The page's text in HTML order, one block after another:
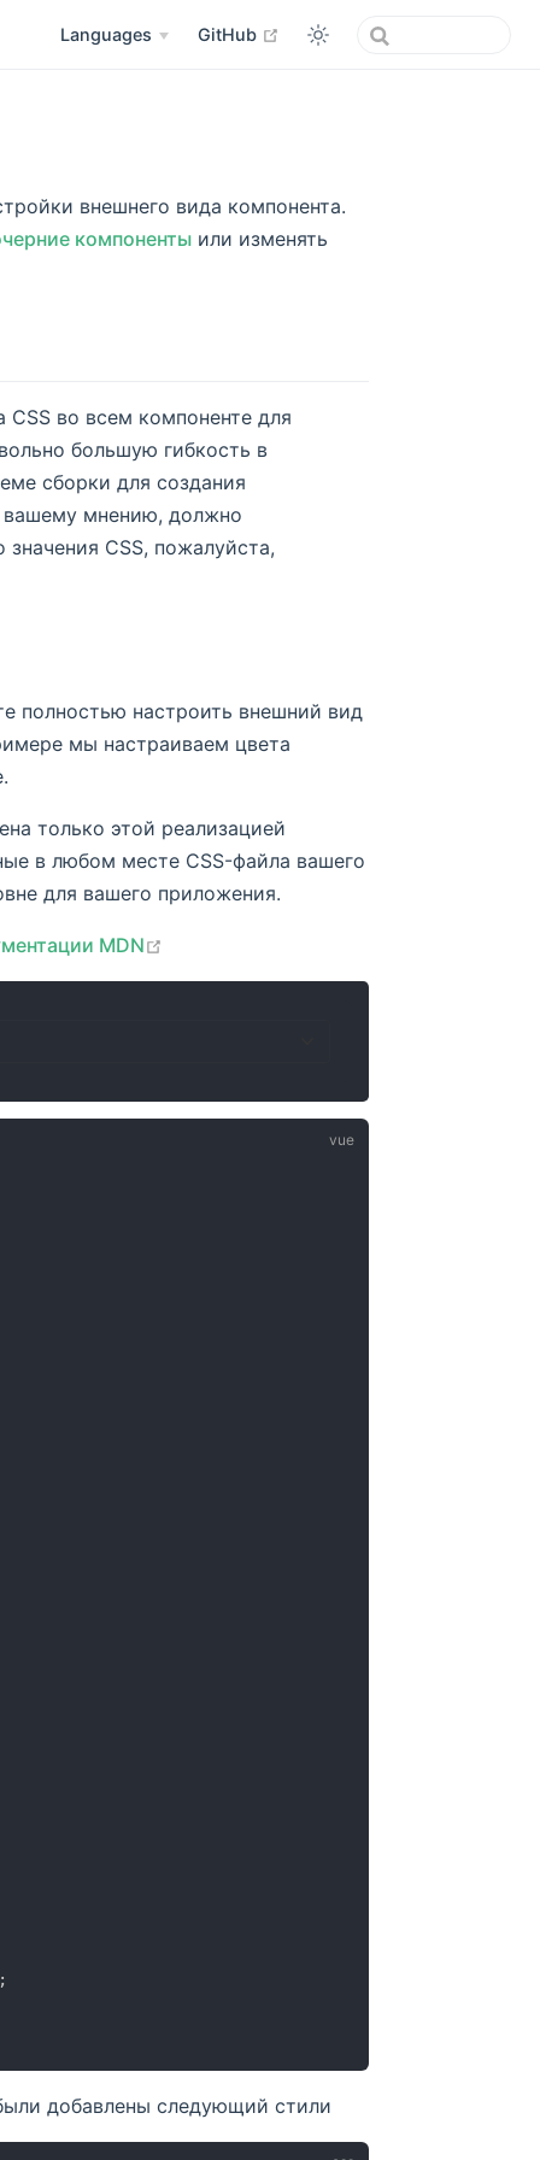
Languages GitHub open in new window
внешнего вида компонента.
компоненты или изменять
CSS во всем компоненте для
большую гибкость в
сборки для создания
вашему мнению, должно
CSS, пожалуйста,
полностью настроить внешний вид
мы настраиваем цвета
только этой реализацией
в любом месте CSS-файла вашего
для вашего приложения.
MDN
добавлены следующий стили